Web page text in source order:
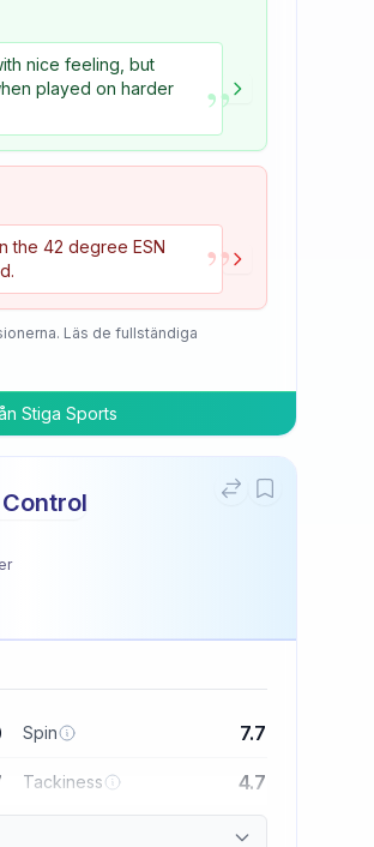
nice feeling, but
played on harder
”
the 42 degree ESN
”
Läs de fullständiga
Stiga Sports
Spin 7.7
Tackiness 4.7